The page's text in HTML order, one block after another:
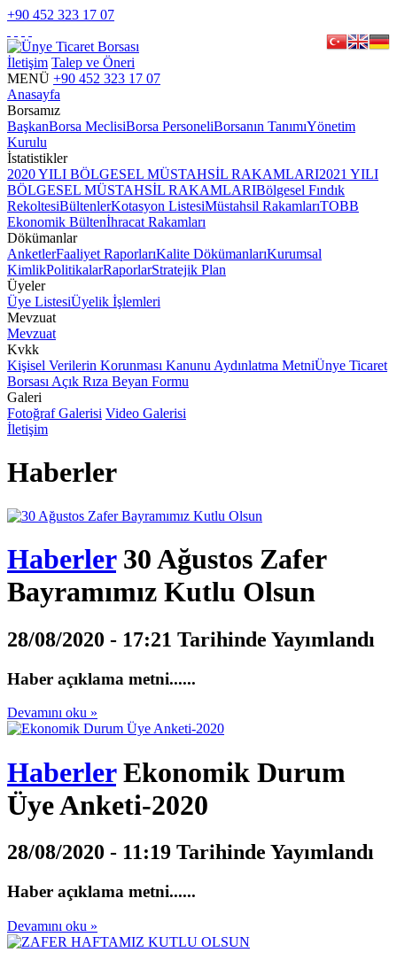
+90 452 323 17 07
İletişim Talep ve Öneri
MENÜ +90 452 323 17 07
Anasayfa
Borsamız
BaşkanBorsa MeclisiBorsa PersoneliBorsanın TanımıYönetim
Kurulu
İstatistikler
2020 YILI BÖLGESEL MÜSTAHSİL RAKAMLARI2021 YILI
BÖLGESEL MÜSTAHSİL RAKAMLARIBölgesel Fındık
RekoltesiBültenlerKotasyon ListesiMüstahsil RakamlarıTOBB
Ekonomik Bültenİhracat Rakamları
Dökümanlar
AnketlerFaaliyet RaporlarıKalite DökümanlarıKurumsal
KimlikPolitikalarRaporlarStratejik Plan
Üyeler
Üye ListesiÜyelik İşlemleri
Mevzuat
Mevzuat
Kvkk
Kişisel Verilerin Korunması Kanunu Aydınlatma MetniÜnye Ticaret
Borsası Açık Rıza Beyan Formu
Galeri
Fotoğraf Galerisi Video Galerisi
İletişim
Haberler
Haberler30 Ağustos Zafer
Bayramımız Kutlu Olsun
28/08/2020 - 17:21 Tarihinde Yayımlandı
Haber açıklama metni......
Devamını oku »
HaberlerEkonomik Durum
Üye Anketi-2020
28/08/2020 - 11:19 Tarihinde Yayımlandı
Haber açıklama metni......
Devamını oku »